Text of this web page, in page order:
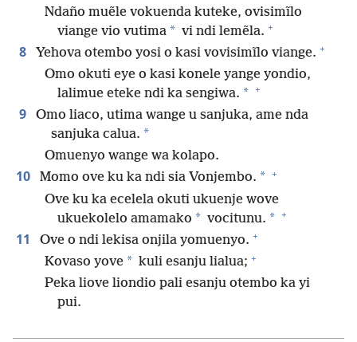
Ndaño muẽle vokuenda kuteke, ovisimĩlo
viange vio vutima * vi ndi lemẽla. +
8 Yehova otembo yosi o kasi vovisimĩlo viange. +
Omo okuti eye o kasi konele yange yondio,
lalimue eteke ndi ka sengiwa. * +
9
Omo liaco, utima wange u sanjuka, ame nda
sanjuka calua. *
Omuenyo wange wa kolapo.
10 Momo ove ku ka ndi sia Vonjembo. * +
Ove ku ka ecelela okuti ukuenje wove
ukuekolelo amamako * vocitunu. * +
11 Ove o ndi lekisa onjila yomuenyo. +
Kovaso yove * kuli esanju lialua; +
Peka liove liondio pali esanju otembo ka yi
pui.